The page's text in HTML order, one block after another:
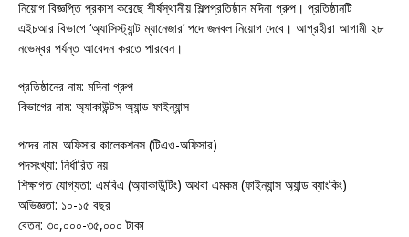
নিয়োগ বিজ্ঞপ্তি প্রকাশ করেছে শীর্ষস্থানীয় শিল্পপ্রতিষ্ঠান মদিনা গ্রুপ। প্রতিষ্ঠানটি
এইচআর বিভাগে ‘অ্যাসিস্ট্যান্ট ম্যানেজার’ পদে জনবল নিয়োগ দেবে। আগ্রহীরা আগামী ২৮
নভেম্বর পর্যন্ত আবেদন করতে পারবেন।
প্রতিষ্ঠানের নাম: মদিনা গ্রুপ
বিভাগের নাম: অ্যাকাউন্টস অ্যান্ড ফাইন্যান্স
পদের নাম: অফিসার কালেকশনস (টিএও-অফিসার)
পদসংখ্যা: নির্ধারিত নয়
শিক্ষাগত যোগ্যতা: এমবিএ (অ্যাকাউন্টিং) অথবা এমকম (ফাইন্যান্স অ্যান্ড ব্যাংকিং)
অভিজ্ঞতা: ১০-১৫ বছর
বেতন: ৩০,০০০-৩৫,০০০ টাকা